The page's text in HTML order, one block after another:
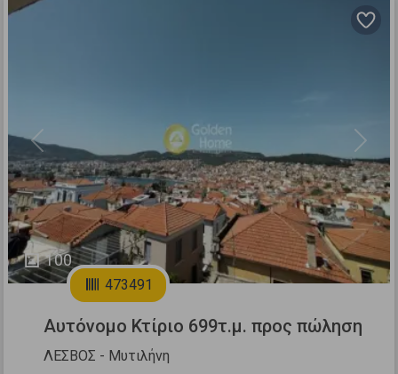
100
Previous Next
473491
Αυτόνομο Κτίριο 699τ.μ. προς πώληση
ΛΕΣΒΟΣ - Μυτιλήνη